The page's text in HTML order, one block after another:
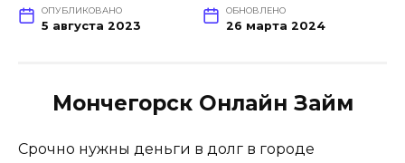
ОПУБЛИКОВАНО
5 августа 2023
ОБНОВЛЕНО
26 марта 2024
Мончегорск Онлайн Займ
Срочно нужны деньги в долг в городе